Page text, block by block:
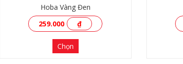
Hoba Vàng Đen
259.000
₫
Chọn